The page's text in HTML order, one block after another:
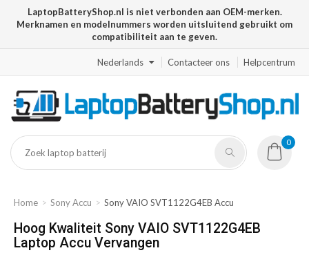
LaptopBatteryShop.nl is niet verbonden aan OEM-merken.
Merknamen en modelnummers worden uitsluitend gebruikt om
compatibiliteit aan te geven.
Nederlands Contacteer ons Helpcentrum
0
Home Sony Accu Sony VAIO SVT1122G4EB Accu
Hoog Kwaliteit Sony VAIO SVT1122G4EB
Laptop Accu Vervangen